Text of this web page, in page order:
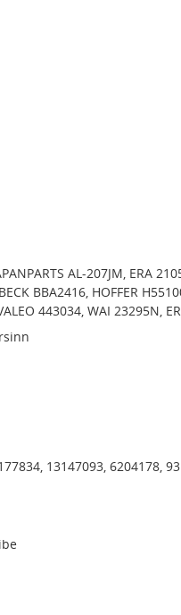
AL-207JM, ERA
BBA2416, HOFFER
443034, WAI 23295N,
13147093, 6204178,